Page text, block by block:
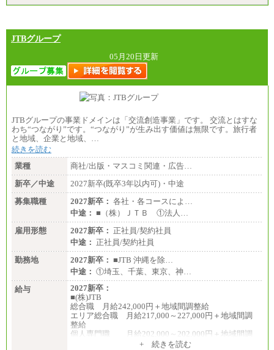
JTBグループ
05月20日更新
JTBグループの事業ドメインは「交流創造事業」です。 交流とはすな
わち“つながり”です。“つながり”が生み出す価値は無限です。旅行者
と地域、企業と地域、…
続きを読む
業種
商社/出版・マスコミ関連・広告…
新卒／中途
2027新卒(既卒3年以内可)・中途
募集職種
2027新卒： 各社・各コースによ…
中途： ■（株）ＪＴＢ ①法人…
雇用形態
2027新卒： 正社員/契約社員
中途： 正社員/契約社員
勤務地
2027新卒： ■JTB 沖縄を除…
中途： ①埼玉、千葉、東京、神…
給与
2027新卒：
■(株)JTB
総合職 月給242,000円＋地域間調整給
エリア総合職 月給217,000～227,000円＋地域間調
整給
個人専門職 月給202,000～202,000円＋地域間調
+ 続きを読む